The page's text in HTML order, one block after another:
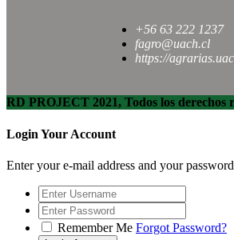
+56 63 222 1237
fagro@uach.cl
https://
RD PROJECT 2021, Todos los derechos
Login Your Account
Enter your e-mail address and your
Remember Me Forgot Password?